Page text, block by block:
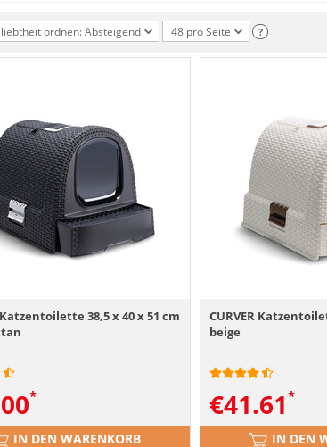
ordnen: Absteigend 48 pro Seite ?
Katzentoilette 38,5 x 40 x 51 cm
IN DEN WARENKORB
CURVER
beige
€41.61
IN DEN